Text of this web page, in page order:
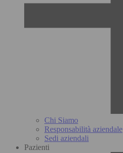
Chi Siamo
Responsabilità aziendale
Sedi aziendali
Pazienti